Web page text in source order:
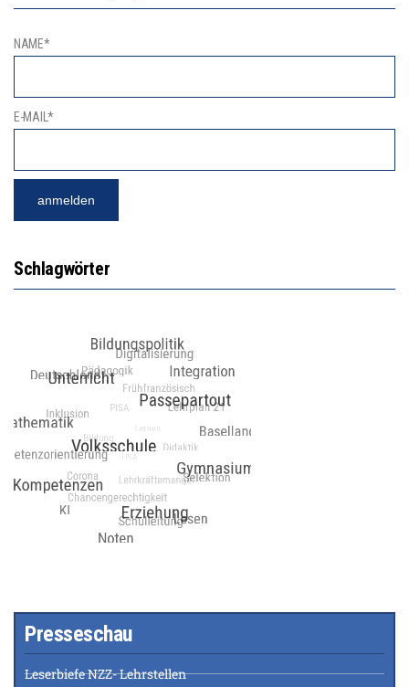
NAME*
E-MAIL*
Schlagwörter
Presseschau
Leserbiefe NZZ- Lehrstellen